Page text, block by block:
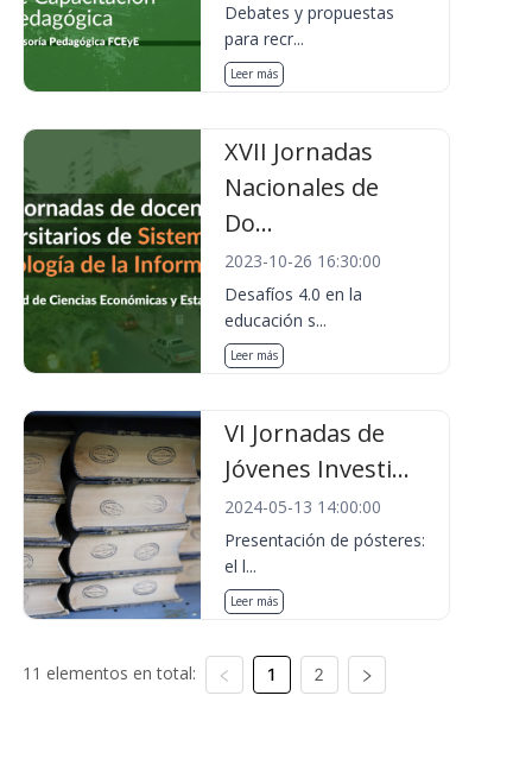
Debates y propuestas
para recr...
Leer más
XVII Jornadas
Nacionales de
Do...
2023-10-26 16:30:00
Desafíos 4.0 en la
educación s...
Leer más
VI Jornadas de
Jóvenes Investi...
2024-05-13 14:00:00
Presentación de pósteres:
el l...
Leer más
11 elementos en total: 1 2